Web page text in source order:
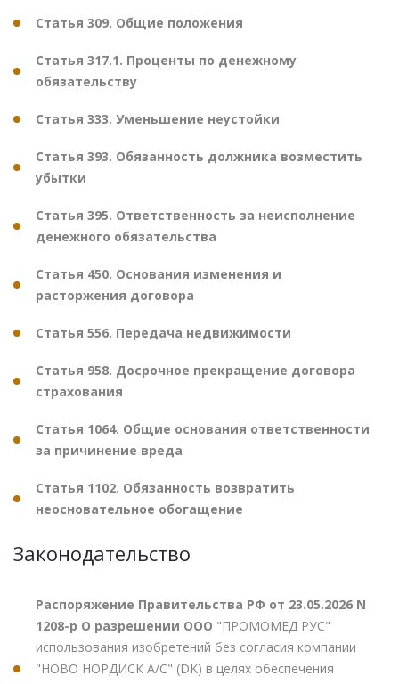
Статья 309. Общие положения
Статья 317.1. Проценты по денежному
обязательству
Статья 333. Уменьшение неустойки
Статья 393. Обязанность должника возместить
убытки
Статья 395. Ответственность за неисполнение
денежного обязательства
Статья 450. Основания изменения и
расторжения договора
Статья 556. Передача недвижимости
Статья 958. Досрочное прекращение договора
страхования
Статья 1064. Общие основания ответственности
за причинение вреда
Статья 1102. Обязанность возвратить
неосновательное обогащение
Законодательство
Распоряжение Правительства РФ от 23.05.2026 N
1208-р О разрешении ООО "ПРОМОМЕД РУС"
использования изобретений без согласия компании
"НОВО НОРДИСК А/С" (DK) в целях обеспечения